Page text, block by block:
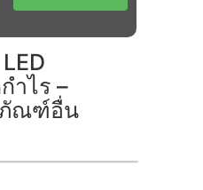
าไร –
ณฑ์อื่น